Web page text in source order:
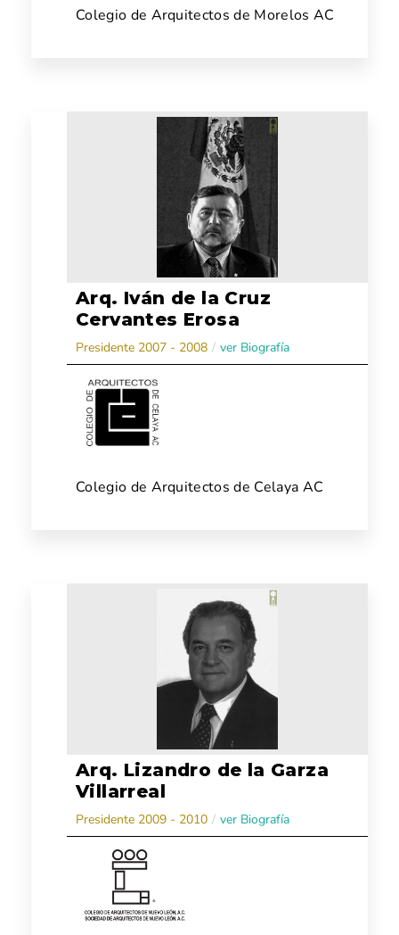
Colegio de Arquitectos de Morelos AC
Arq. Iván de la Cruz
Cervantes Erosa
Presidente 2007 - 2008 / ver Biografía
Colegio de Arquitectos de Celaya AC
Arq. Lizandro de la Garza
Villarreal
Presidente 2009 - 2010 / ver Biografía